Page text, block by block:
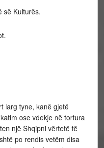
së Kulturës.
larg tyne, kanë gjetë
ose vdekje në tortura
një Shqipni vërtetë të
po rendis vetëm disa